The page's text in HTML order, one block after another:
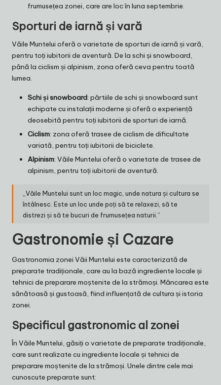
frumusețea zonei, care are loc în luna septembrie.
Sporturi de iarnă și vară
Văile Muntelui oferă o varietate de sporturi de iarnă și vară,
pentru toți iubitorii de aventură. De la schi și snowboard,
până la ciclism și alpinism, zona oferă ceva pentru toată
lumea.
Schi și snowboard: pârtiile de schi și snowboard sunt
echipate cu instalații moderne și oferă o experiență
deosebită pentru toți iubitorii de sporturi de iarnă.
Ciclism: zona oferă trasee de ciclism de dificultate
variată, pentru toți iubitorii de biciclete.
Alpinism: Văile Muntelui oferă o varietate de trasee de
alpinism, pentru toți iubitorii de aventură.
„Văile Muntelui sunt un loc magic, unde natura și cultura se
întâlnesc. Este un loc unde poți să te relaxezi, să te
distrezi și să te bucuri de frumusețea naturii.”
Gastronomie și Cazare
Gastronomia zonei Văii Muntelui este caracterizată de
preparate tradiționale, care au la bază ingrediente locale și
tehnici de preparare moștenite de la strămoși. Mâncarea este
sănătoasă și gustoasă, fiind influențată de cultura și istoria
zonei.
Specificul gastronomic al zonei
În Văile Muntelui, găsiți o varietate de preparate tradiționale,
care sunt realizate cu ingrediente locale și tehnici de
preparare moștenite de la strămoși. Unele dintre cele mai
cunoscute preparate sunt: